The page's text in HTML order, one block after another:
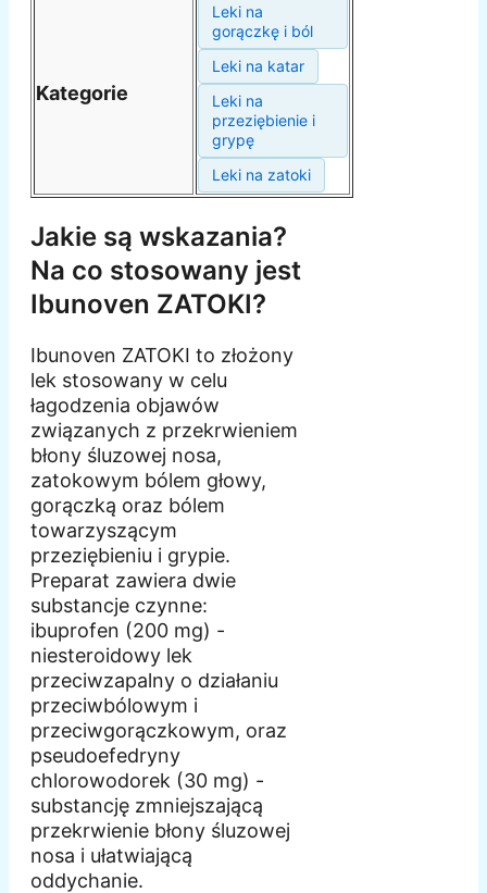
Kategorie
Leki na
gorączkę i ból
Leki na katar
Leki na
przeziębienie i
grypę
Leki na zatoki
Jakie są wskazania?
Na co stosowany jest
Ibunoven ZATOKI?
Ibunoven ZATOKI to złożony
lek stosowany w celu
łagodzenia objawów
związanych z przekrwieniem
błony śluzowej nosa,
zatokowym bólem głowy,
gorączką oraz bólem
towarzyszącym
przeziębieniu i grypie.
Preparat zawiera dwie
substancje czynne:
ibuprofen (200 mg) -
niesteroidowy lek
przeciwzapalny o działaniu
przeciwbólowym i
przeciwgorączkowym, oraz
pseudoefedryny
chlorowodorek (30 mg) -
substancję zmniejszającą
przekrwienie błony śluzowej
nosa i ułatwiającą
oddychanie.